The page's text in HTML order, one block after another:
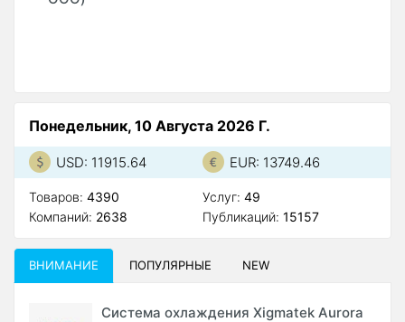
Понедельник, 10 Августа 2026 Г.
USD: 11915.64 EUR: 13749.46
Товаров: 4390
Компаний: 2638
Услуг: 49
Публикаций: 15157
ВНИМАНИЕ ПОПУЛЯРНЫЕ NEW
Система охлаждения Xigmatek Aurora